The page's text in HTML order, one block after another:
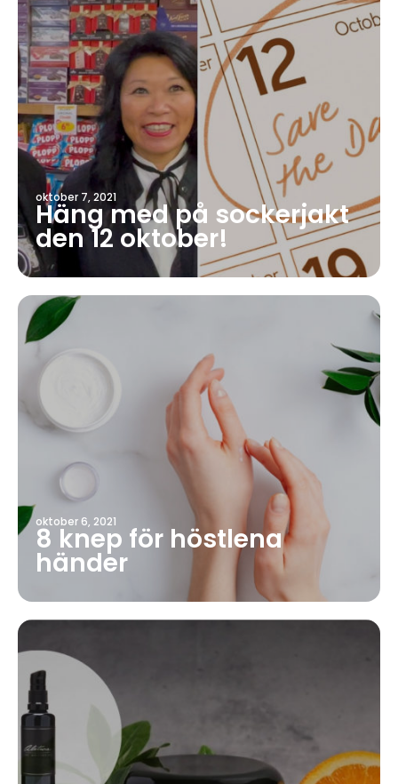
oktober 7, 2021
Häng med på sockerjakt
den 12 oktober!
oktober 6, 2021
8 knep för höstlena
händer